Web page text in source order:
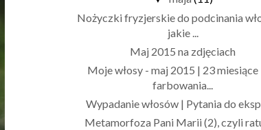
Nożyczki fryzjerskie do podcinania
jakie ...
Maj 2015 na zdjęciach
Moje włosy - maj 2015 | 23 miesiące
farbowania...
Wypadanie włosów | Pytania do
Metamorfoza Pani Marii (2), czyli